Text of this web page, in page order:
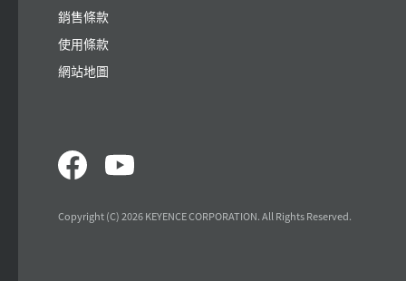
銷售條款
使用條款
網站地圖
Copyright (C) 2026 KEYENCE CORPORATION. All Rights Reserved.